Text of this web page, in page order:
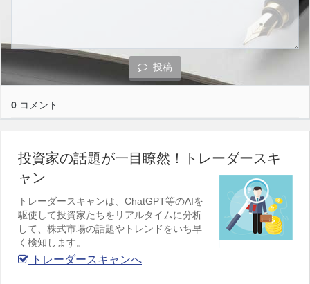
投稿
0 コメント
投資家の話題が一目瞭然！トレーダースキ
ャン
トレーダースキャンは、ChatGPT等のAIを
駆使して投資家たちをリアルタイムに分析
して、株式市場の話題やトレンドをいち早
く検知します。
トレーダースキャンへ